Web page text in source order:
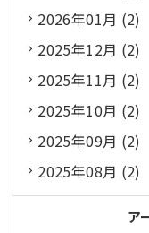
2026年01月 (2)
2025年12月 (2)
2025年11月 (2)
2025年10月 (2)
2025年09月 (2)
2025年08月 (2)
ア